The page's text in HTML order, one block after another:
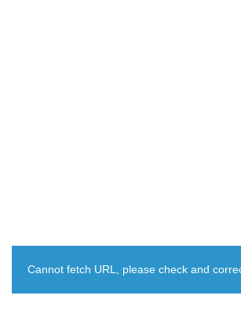
Cannot fetch URL, please check and